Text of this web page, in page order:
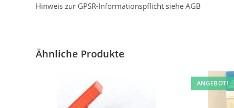
Hinweis zur GPSR-Informationspflicht siehe AGB
Ähnliche Produkte
ANGEBOT!